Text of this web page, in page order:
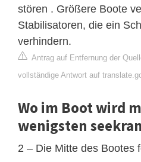
stören . Größere Boote
Stabilisatoren, die ein
verhindern.
Antrag auf Entfernung der
vollständige Antwort auf
Wo im Boot wird
wenigsten
2 – Die Mitte des Bootes